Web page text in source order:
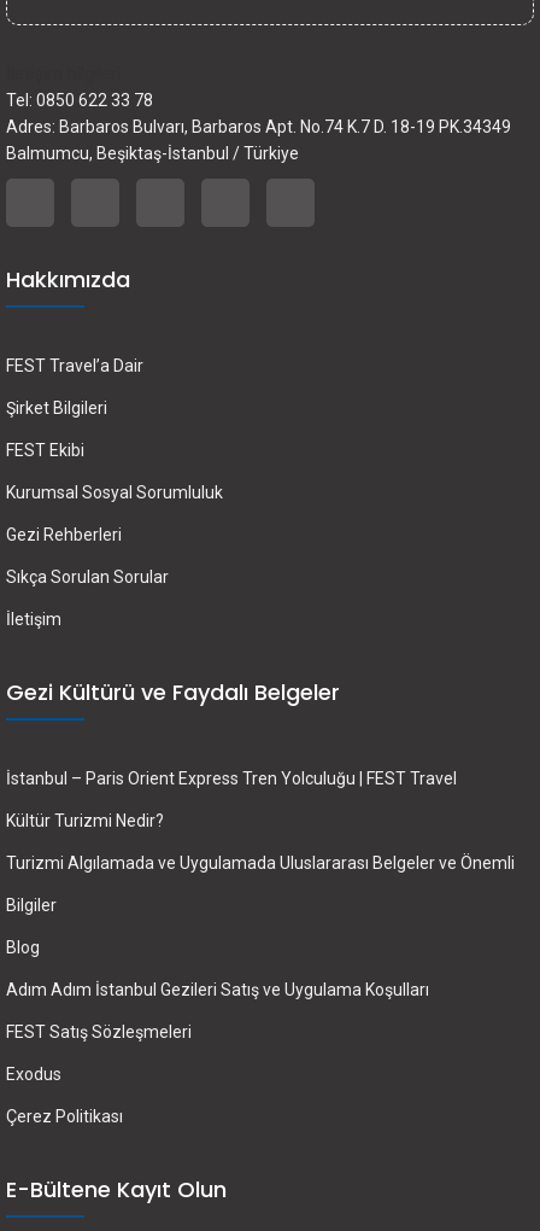
Tel: 0850 622 33 78
Adres: Barbaros Bulvarı, Barbaros Apt. No.74 K.7 D. 18-19 PK.34349
Balmumcu, Beşiktaş-İstanbul / Türkiye
Hakkımızda
FEST Travel’a Dair
Şirket Bilgileri
FEST Ekibi
Kurumsal Sosyal Sorumluluk
Gezi Rehberleri
Sıkça Sorulan Sorular
İletişim
Gezi Kültürü ve Faydalı Belgeler
İstanbul – Paris Orient Express Tren Yolculuğu | FEST Travel
Kültür Turizmi Nedir?
Turizmi Algılamada ve Uygulamada Uluslararası Belgeler ve Önemli
Bilgiler
Blog
Adım Adım İstanbul Gezileri Satış ve Uygulama Koşulları
FEST Satış Sözleşmeleri
Exodus
Çerez Politikası
E-Bültene Kayıt Olun